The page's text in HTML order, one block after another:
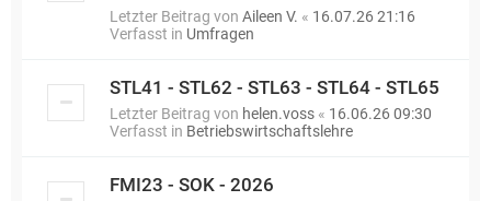
Letzter Beitrag von Aileen V. « 16.07.26 21:16
Verfasst in Umfragen
STL41 - STL62 - STL63 - STL64 - STL65
Letzter Beitrag von helen.voss « 16.06.26 09:30
Verfasst in Betriebswirtschaftslehre
FMI23 - SOK - 2026